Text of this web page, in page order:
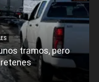
tramos, pero
retenes